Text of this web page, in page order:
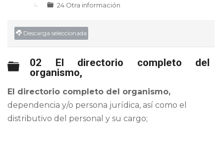
24 Otra información
Descarga seleccionada
Carpeta
02 El directorio completo del
organismo,
El directorio completo del organismo,
dependencia y/o persona jurídica, así como el
distributivo del personal y su cargo;